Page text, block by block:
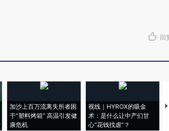
· 回
加沙上百万流离失所者困
于“塑料烤箱” 高温引发健
康危机
视线｜HYROX的吸金
术：是什么让中产们甘
心“花钱找虐”？